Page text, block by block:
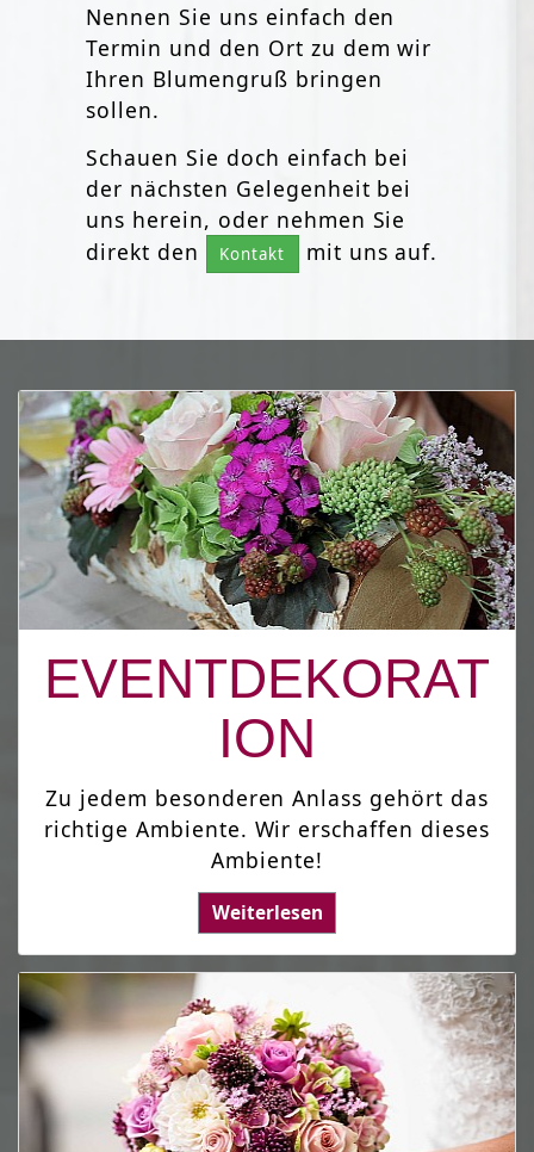
Nennen Sie uns einfach den
Termin und den Ort zu dem wir
Ihren Blumengruß bringen
sollen.
Schauen Sie doch einfach bei
der nächsten Gelegenheit bei
uns herein, oder nehmen Sie
direkt den
Kontakt mit uns auf.
EVENTDEKORAT
ION
Zu jedem besonderen Anlass gehört das
richtige Ambiente. Wir erschaffen dieses
Ambiente!
Weiterlesen